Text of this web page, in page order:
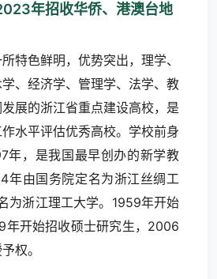
年招收华侨、港澳台地
特色鲜明，优势突出，理学、
、经济学、管理学、法学、教
展的浙江省重点建设高校，是
水平评估优秀高校。学校前身
年，是我国最早创办的新学教
年由国务院定名为浙江丝绸工
为浙江理工大学。1959年开始
年开始招收硕士研究生，2006
权。